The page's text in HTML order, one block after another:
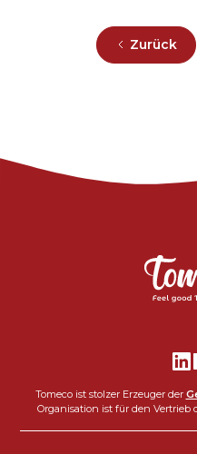
Zurück
Tomeco ist stolzer Erzeuger der
Organisation ist für den Vertrieb